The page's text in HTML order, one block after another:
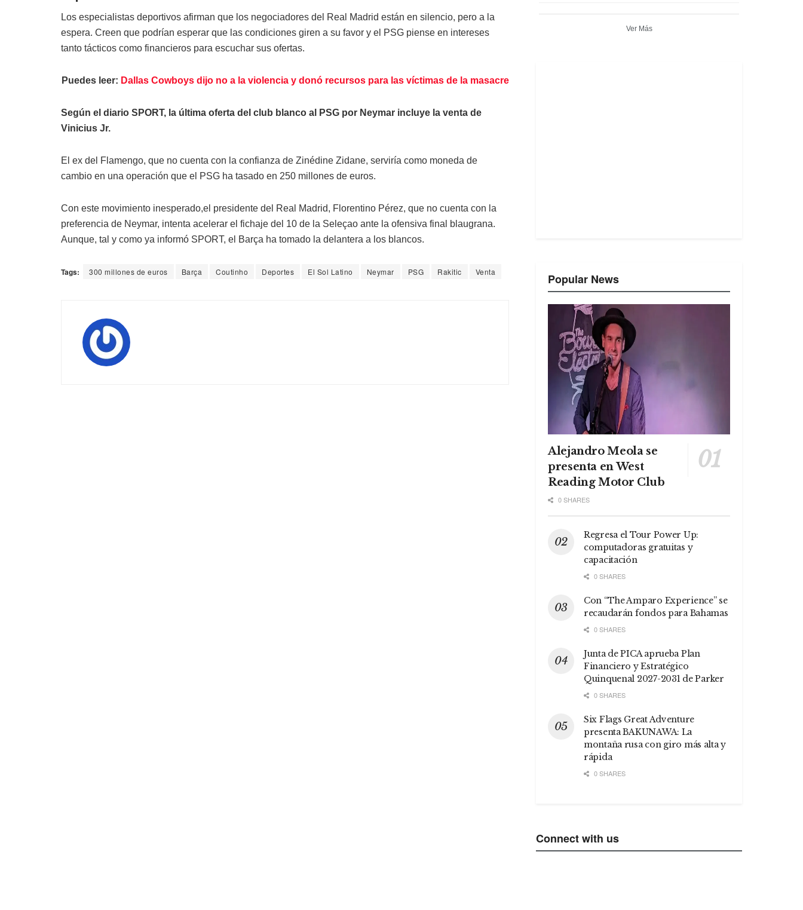
Los especialistas deportivos afirman que los negociadores del Real Madrid están en silencio, pero a la
espera. Creen que podrían esperar que las condiciones giren a su favor y el PSG piense en intereses
tanto tácticos como financieros para escuchar sus ofertas.
Puedes leer: Dallas Cowboys dijo no a la violencia y donó recursos para las víctimas de la masacre
Según el diario SPORT, la última oferta del club blanco al PSG por Neymar incluye la venta de
Vinicius Jr.
El ex del Flamengo, que no cuenta con la confianza de Zinédine Zidane, serviría como moneda de
cambio en una operación que el PSG ha tasado en 250 millones de euros.
Con este movimiento inesperado,el presidente del Real Madrid, Florentino Pérez, que no cuenta con la
preferencia de Neymar, intenta acelerar el fichaje del 10 de la Seleçao ante la ofensiva final blaugrana.
Aunque, tal y como ya informó SPORT, el Barça ha tomado la delantera a los blancos.
Tags: 300 millones de euros Barça Coutinho Deportes El Sol Latino Neymar PSG Rakitic Venta
Ver Más
Popular News
Alejandro Meola se
presenta en West
Reading Motor Club
0 SHARES
Regresa el Tour Power Up:
computadoras gratuitas y
capacitación
0 SHARES
Con “The Amparo Experience” se
recaudarán fondos para Bahamas
0 SHARES
Junta de PICA aprueba Plan
Financiero y Estratégico
Quinquenal 2027-2031 de Parker
0 SHARES
Six Flags Great Adventure
presenta BAKUNAWA: La
montaña rusa con giro más alta y
rápida
0 SHARES
Connect with us